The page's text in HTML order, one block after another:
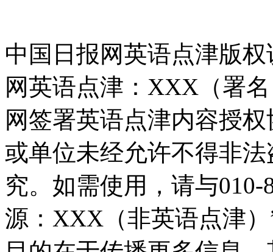
中国日报网英语点津版
网英语点津：XXX（署
网签署英语点津内容授
或单位未经允许不得非
究。如需使用，请与010-
源：XXX（非英语点津